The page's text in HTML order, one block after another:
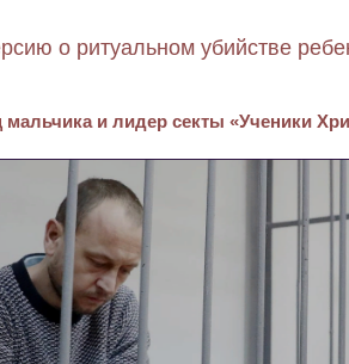
о ритуальном убийстве
и лидер секты «Ученики